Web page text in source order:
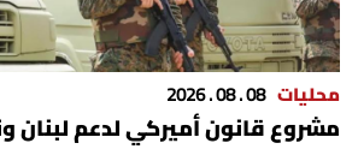
محليات 08 . 08 . 2026
مشروع قانون أميركي لدعم لبنان